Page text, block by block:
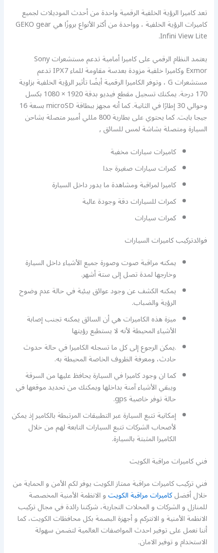
تعد كاميرا الرؤية الخلفية الرقمية واحدة من أحدث الموديلات لجميع
كاميرات الرؤية الخلفية ، وواحدة من أكثر الأنواع بروزًا هي GEKO gear
Infini View Lite.
يعتمد النظام الرقمي على كاميرا أمامية تدعم مستشعرات Sony
Exmor وكاميرا خلفية مزودة بعدسة مقاومة للماء IPX7 تدعم
مستشعرات G ، وتوفر الكاميرا الرقمية أيضًا تأثير الرؤية الخلفية بزاوية
170 درجة. يمكنك تسجيل مقطع فيديو بدقة 1920 × 1080 بكسل
وحوالي 30 إطارًا في الثانية. كما أنه مجهز ببطاقة microSD بسعة 16
جيجا بايت. كما يحتوي على بطارية 800 مللي أمبير متصلة بشاحن
السيارة ومتصلة بشاشة لمس للسائق ,
كاميرات سيارات مخفية
كمرات سيارات صغيرة جدا
كاميرا لمراقبة ومشاهدة ما يدور داخل السيارة
كمرات للسيارات دقة وجودة عالية
كمرات سيارات
فوائدتركيب كاميرات السيارات
يمكنه مراقبة صوت وصورة جميع الأشياء داخل السيارة
وخارجها لمدة تصل إلى ستة أشهر.
يمكنه الكشف عن وجود عوائق بيئية في حالة عدم وضوح
الرؤية والضباب.
ميزة هذه الكاميرات هي أن السائق يمكنه تجنب إصابة
الأشياء المحيطة لأنه لا يستطيع رؤيتها
.يمكن الرجوع إلى كل ما تسجله الكاميرا في حالة حدوث
حادث، ومعرفة الظروف الخاصة المحيطة به.
كما ان وجود كاميرا في السيارة يحافظ عليها من السرقة
ويبقي الأشياء آمنة بداخلها ويمكنك من تحديد موقعها في
حالة توفر خاصية gps.
إمكانية تتبع السيارة عبر التطبيقات المرتبطة بالكامير إذ يمكن
لأصحاب الشركات تتبع السيارات التابعة لهم من خلال
الكاميرا المثبتة بالسيارة.
فني كاميرات مراقبة الكويت
فني تركيب كاميرات مراقبة ممتاز الكويت يوفر لكم الأمن و الحماية من
خلال أفضلكاميرات مراقبة الكويتو الانظمة الأمنية المخصصة
للمنازل و الشركات و المحلات التجارية، شركتنا رائدة في مجال تركيب
الانظمة الأمنية و الانتركم و أجهزة البصمة بكل محافظات الكويت، كما
أننا نعمل على توفير احدث المواصفات العالمية لتضمن سهولة
الاستخدام و توفير الامان.